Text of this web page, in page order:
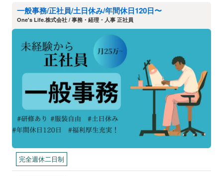
一般事務/正社員/土日休み/年間休日120日〜
​One's Life.株式会社 / 事務・経理・人事 正社員
完全週休二日制